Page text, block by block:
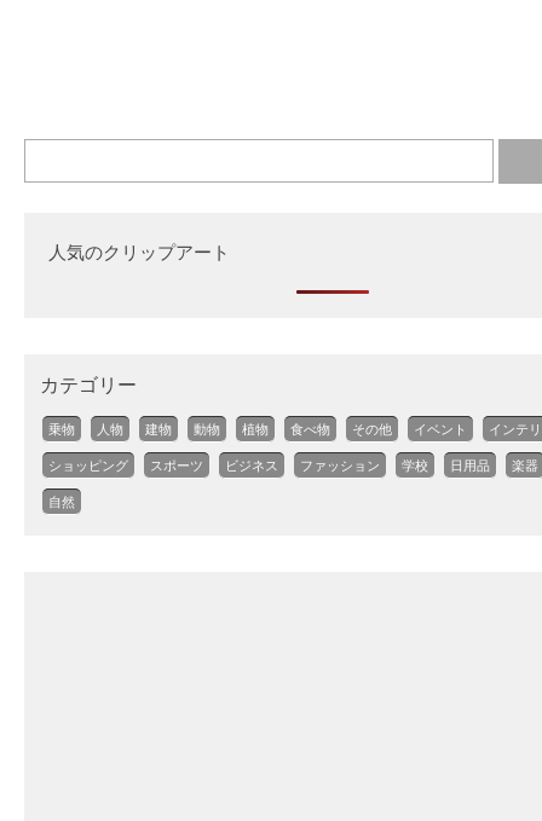
人気のクリップアート
カテゴリー
乗物 人物 建物 動物 植物 食べ物 その他 イベント インテ
ショッピング スポーツ ビジネス ファッション 学校 日用品 楽器
自然